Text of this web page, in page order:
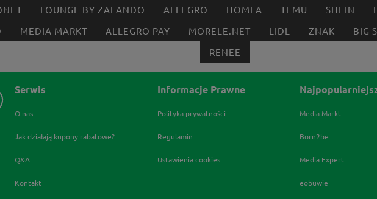
LOUNGE BY ZALANDO ALLEGRO HOMLA TEMU SHEIN
MEDIA MARKT ALLEGRO PAY MORELE.NET LIDL ZNAK BIG
RENEE
Serwis
O nas
Jak działają kupony rabatowe?
Q&A
Kontakt
Informacje Prawne
Polityka prywatności
Regulamin
Ustawienia cookies
Media Markt
Born2be
Media Expert
eobuwie